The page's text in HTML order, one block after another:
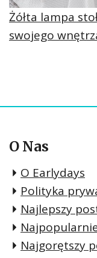
Żółta lampa
swojego
O Nas
O Earlydays
Polityka
Najlepszy
Najgorętszy